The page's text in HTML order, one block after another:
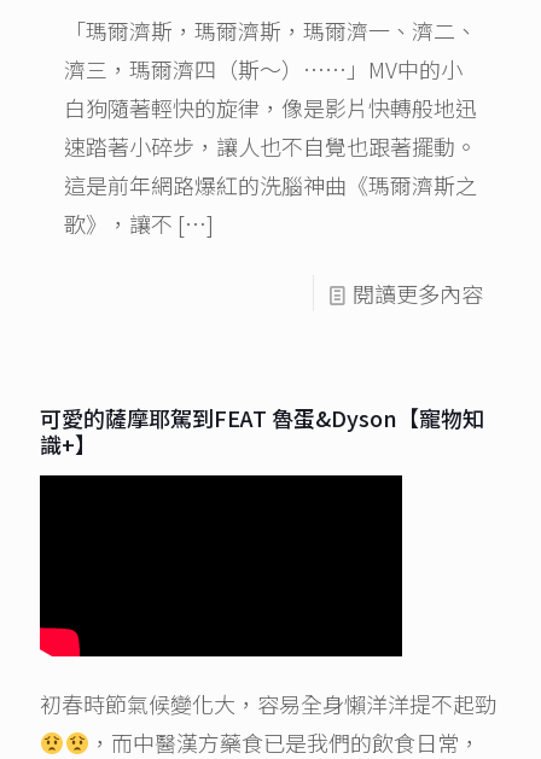
「瑪爾濟斯，瑪爾濟斯，瑪爾濟一、濟二、
濟三，瑪爾濟四（斯～）⋯⋯」MV中的小
白狗隨著輕快的旋律，像是影片快轉般地迅
速踏著小碎步，讓人也不自覺也跟著擺動。
這是前年網路爆紅的洗腦神曲《瑪爾濟斯之
歌》，讓不 […]
閱讀更多內容
可愛的薩摩耶駕到FEAT 魯蛋&Dyson【寵物知
識+】
初春時節氣候變化大，容易全身懶洋洋提不起勁
，而中醫漢方藥食已是我們的飲食日常，